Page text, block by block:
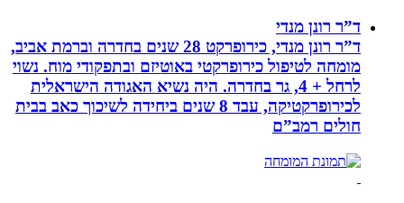
ד”ר רונן מנדי
ד”ר רונן מנדי, כירופרקט 28 שנים בחדרה וברמת אביב,
מומחה לטיפול כירופרקטי באוטיזם ובתפקודי מוח. נשוי
לרחל + 4, גר בחדרה. היה נשיא האגודה הישראלית
לכירופרקטיקה, עבד 8 שנים ביחידה לשיכוך כאב בבית
חולים רמב”ם